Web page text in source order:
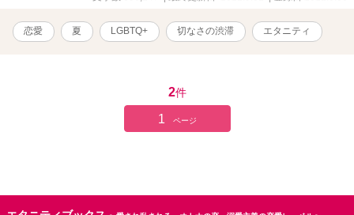
と自分が無くなってしまいそうになるから空っぽな好意をいつも渡
してしまう。 そして、今日もまた どうでもいい人と恋人ごっこをし
曲を紹介しています。 Spotifyにプレイリスト作りました。
https://open.spotify.com/playlist/6lpWCCAVpSkdOTDpTRBbwF?
si=idDCM1uASneeoj6tr4tkIg&dl_branch=1 サイドストーリーの«ひと
夏の恋»もあります！ ･カクヨム ･小説家になろう ･魔法のiらんど ･
恋愛 夏 LGBTQ+ 切なさの渋滞 エタニティ
2件
1 ページ